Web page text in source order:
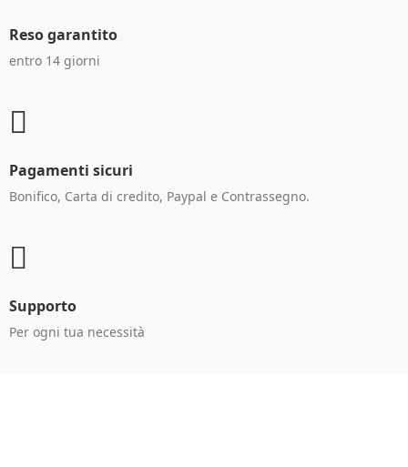
Reso garantito
entro 14 giorni
Pagamenti sicuri
Bonifico, Carta di credito, Paypal e Contrassegno.
Supporto
Per ogni tua necessità